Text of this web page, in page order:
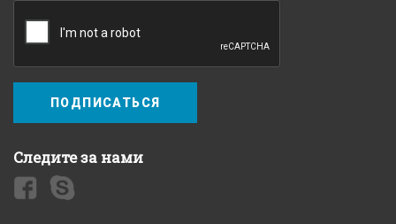
ПОДПИСАТЬСЯ
Следите за нами